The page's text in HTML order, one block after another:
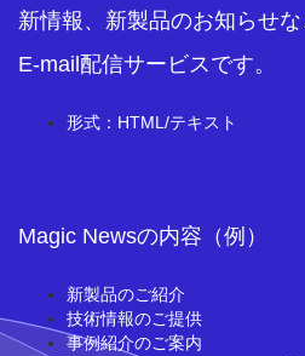
新情報、新製品のお知らせ
E-mail配信サービスです。
形式：HTML/テキスト
Magic Newsの内容（例）
新製品のご紹介
技術情報のご提供
事例紹介のご案内